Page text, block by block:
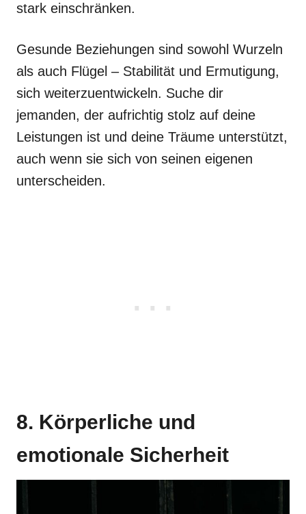
stark einschränken.
Gesunde Beziehungen sind sowohl Wurzeln
als auch Flügel – Stabilität und Ermutigung,
sich weiterzuentwickeln. Suche dir
jemanden, der aufrichtig stolz auf deine
Leistungen ist und deine Träume unterstützt,
auch wenn sie sich von seinen eigenen
unterscheiden.
8. Körperliche und
emotionale Sicherheit